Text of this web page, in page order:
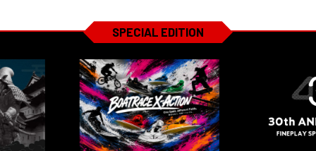
SPECIAL EDITION